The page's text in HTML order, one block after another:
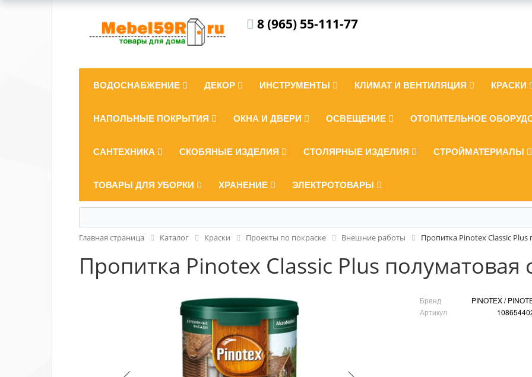
8 (965) 55-111-77
ВОДОСНАБЖЕНИЕ ДЕКОР ИНСТРУМЕНТЫ КЛИМАТ И ВЕНТИЛЯЦИЯ КРАСКИ
НАПОЛЬНЫЕ ПОКРЫТИЯ ОКНА И ДВЕРИ ОСВЕЩЕНИЕ ОТОПИТЕЛЬНОЕ
САНТЕХНИКА СКОБЯНЫЕ ИЗДЕЛИЯ СТОЛЯРНЫЕ ИЗДЕЛИЯ СТРОЙМАТЕРИАЛЫ
ТОВАРЫ ДЛЯ УБОРКИ ХРАНЕНИЕ ЭЛЕКТРОТОВАРЫ
Главная страница Каталог Краски Проекты по покраске Внешние работы Пропитка Pinotex Classic Plus
Пропитка Pinotex Classic Plus полуматовая
Бренд
PINOTEX /
Артикул